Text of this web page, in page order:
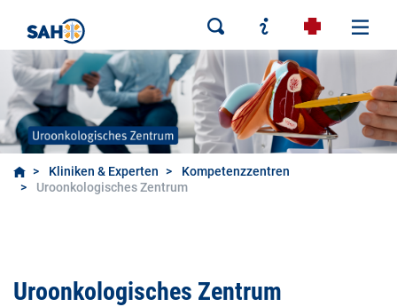
Kliniken & Experten
Kompetenzzentren
Uroonkologisches Zentrum
Uroonkologisches Zentrum